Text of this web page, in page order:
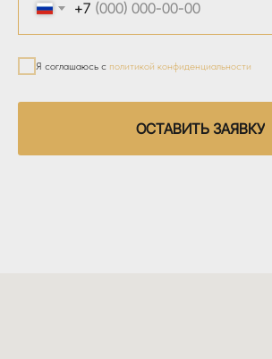
+7
Я соглашаюсь с политикой конфиденциальности
ОСТАВИТЬ ЗАЯВКУ